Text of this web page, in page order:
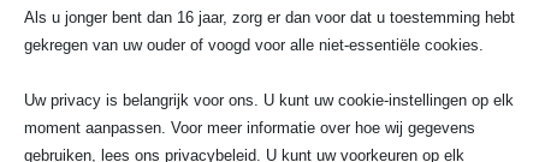
keuring tot slimme upgrade
bedrijfslocaties slimmer én veiliger. Van routine-
inspecties tot complete vernieuwingen. Wil je jouw
installatie laten keuren op basis van NEN 3140 voor
Als u jonger bent dan 16 jaar, zorg er dan voor dat u toestemming hebt
gekregen van uw ouder of voogd voor alle niet-essentiële cookies.
Uw privacy is belangrijk voor ons. U kunt uw cookie-instellingen op elk
moment aanpassen. Voor meer informatie over hoe wij gegevens
gebruiken, lees ons privacybeleid. U kunt uw voorkeuren op elk